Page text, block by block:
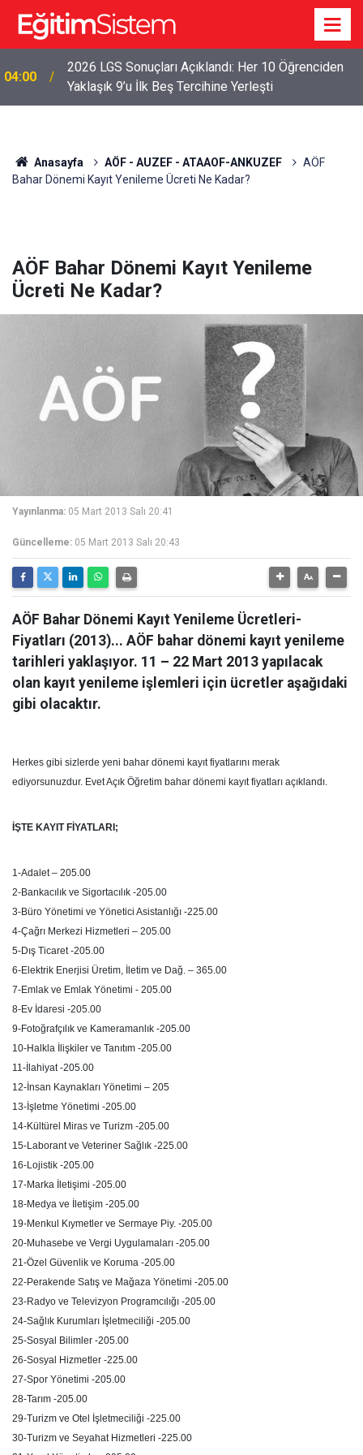
04:00
2026 LGS Sonuçları Açıklandı: Her 10 Öğrenciden
Yaklaşık 9’u İlk Beş Tercihine Yerleşti
Anasayfa AÖF - AUZEF - ATAAOF-ANKUZEF
AÖF
Bahar Dönemi Kayıt Yenileme Ücreti Ne Kadar?
AÖF Bahar Dönemi Kayıt Yenileme
Ücreti Ne Kadar?
Yayınlanma: 05 Mart 2013 Salı 20:41
Güncelleme: 05 Mart 2013 Salı 20:43
AÖF Bahar Dönemi Kayıt Yenileme Ücretleri-
Fiyatları (2013)... AÖF bahar dönemi kayıt yenileme
tarihleri yaklaşıyor. 11 – 22 Mart 2013 yapılacak
olan kayıt yenileme işlemleri için ücretler aşağıdaki
gibi olacaktır.
Herkes gibi sizlerde yeni bahar dönemi kayıt fiyatlarını merak
ediyorsunuzdur. Evet Açık Öğretim bahar dönemi kayıt fiyatları açıklandı.
İŞTE KAYIT FİYATLARI;
1-Adalet – 205.00
2-Bankacılık ve Sigortacılık -205.00
3-Büro Yönetimi ve Yönetici Asistanlığı -225.00
4-Çağrı Merkezi Hizmetleri – 205.00
5-Dış Ticaret -205.00
6-Elektrik Enerjisi Üretim, İletim ve Dağ. – 365.00
7-Emlak ve Emlak Yönetimi - 205.00
8-Ev İdaresi -205.00
9-Fotoğrafçılık ve Kameramanlık -205.00
10-Halkla İlişkiler ve Tanıtım -205.00
11-İlahiyat -205.00
12-İnsan Kaynakları Yönetimi – 205
13-İşletme Yönetimi -205.00
14-Kültürel Miras ve Turizm -205.00
15-Laborant ve Veteriner Sağlık -225.00
16-Lojistik -205.00
17-Marka İletişimi -205.00
18-Medya ve İletişim -205.00
19-Menkul Kıymetler ve Sermaye Piy. -205.00
20-Muhasebe ve Vergi Uygulamaları -205.00
21-Özel Güvenlik ve Koruma -205.00
22-Perakende Satış ve Mağaza Yönetimi -205.00
23-Radyo ve Televizyon Programcılığı -205.00
24-Sağlık Kurumları İşletmeciliği -205.00
25-Sosyal Bilimler -205.00
26-Sosyal Hizmetler -225.00
27-Spor Yönetimi -205.00
28-Tarım -205.00
29-Turizm ve Otel İşletmeciliği -225.00
30-Turizm ve Seyahat Hizmetleri -225.00